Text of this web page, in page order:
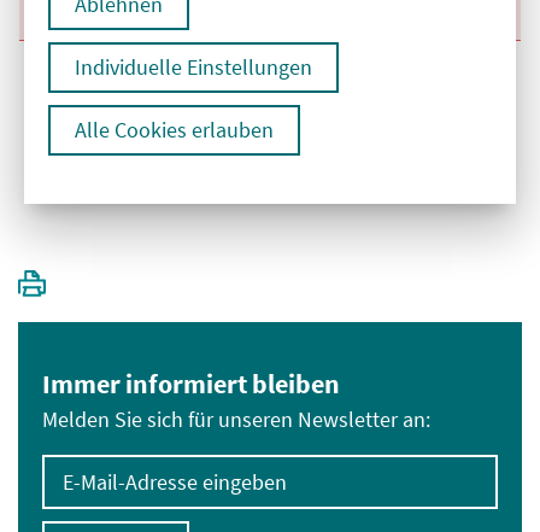
Individuelle Einstellungen
Alle Cookies erlauben
1
Immer informiert bleiben
Melden Sie sich für unseren Newsletter an:
E-Mail-Adresse eingeben